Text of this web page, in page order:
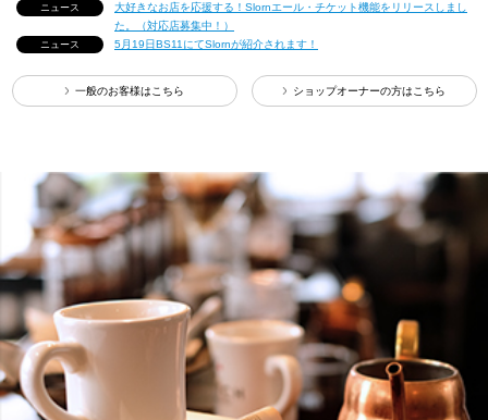
ニュース
大好きなお店を応援する！Slornエール・チケット機能をリリースしまし
た。（対応店募集中！）
ニュース 5月19日BS11にてSlornが紹介されます！
一般のお客様はこちら ショップオーナーの方はこちら